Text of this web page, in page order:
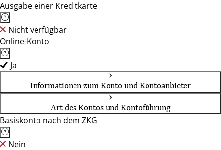
Ausgabe einer Kreditkarte
Nicht verfügbar
Online-Konto
Ja
Informationen zum Konto und Kontoanbieter
Art des Kontos und Kontoführung
Basiskonto nach dem ZKG
Nein